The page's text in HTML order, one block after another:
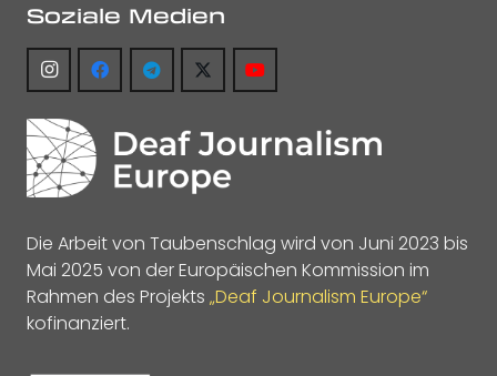
Soziale Medien
Die Arbeit von Taubenschlag wird von Juni 2023 bis
Mai 2025 von der Europäischen Kommission im
Rahmen des Projekts „Deaf Journalism Europe“
kofinanziert.